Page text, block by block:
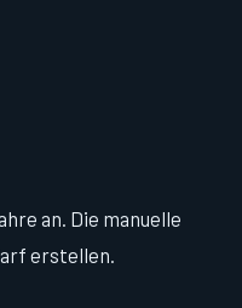
an. Die manuelle
erstellen.